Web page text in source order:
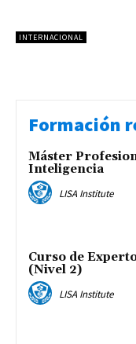
INTERNACIONAL
Formación
Máster
Inteligencia
LISA Institute
Curso de
(Nivel 2)
LISA Institute